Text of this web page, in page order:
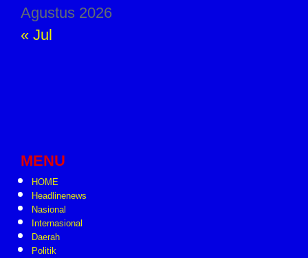
Agustus 2026
« Jul
MENU
HOME
Headlinenews
Nasional
Internasional
Daerah
Politik